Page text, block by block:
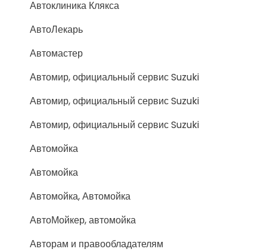
Автоклиника Клякса
АвтоЛекарь
Автомастер
Автомир, официальный сервис Suzuki
Автомир, официальный сервис Suzuki
Автомир, официальный сервис Suzuki
Автомойка
Автомойка
Автомойка, Автомойка
АвтоМойкер, автомойка
Авторам и правообладателям